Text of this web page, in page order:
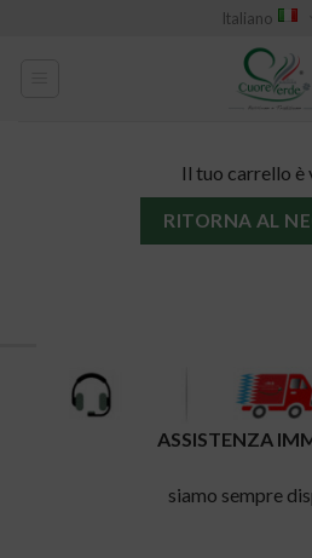
Italiano
Il tuo carrello è
RITORNA AL
ASSISTENZA
siamo sempre